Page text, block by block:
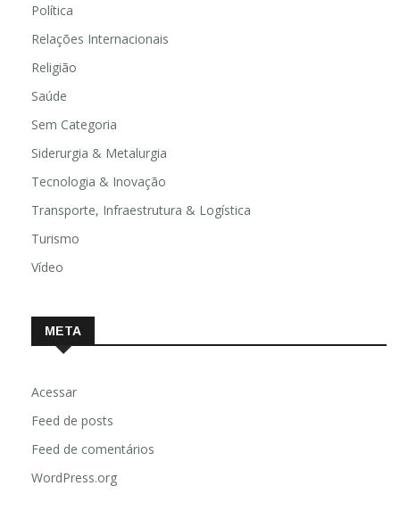
Política
Relações Internacionais
Religião
Saúde
Sem Categoria
Siderurgia & Metalurgia
Tecnologia & Inovação
Transporte, Infraestrutura & Logística
Turismo
Vídeo
META
Acessar
Feed de posts
Feed de comentários
WordPress.org